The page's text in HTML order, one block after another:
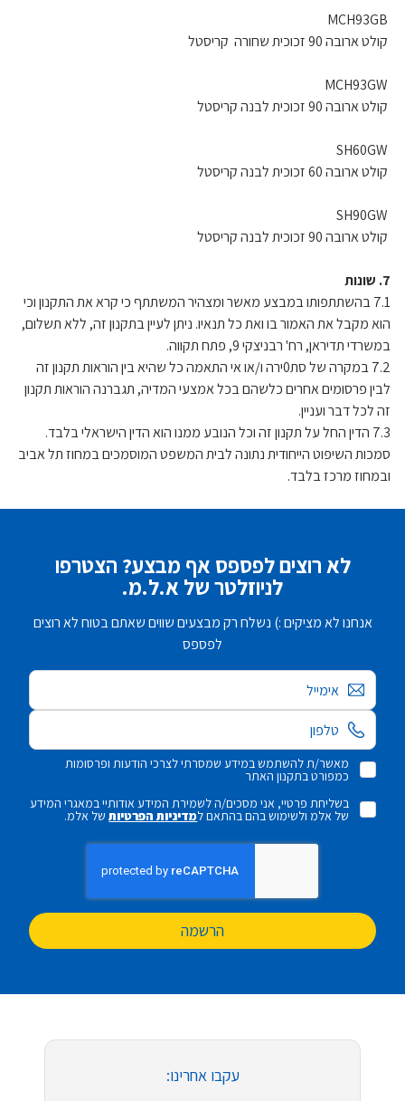
קולט ארובה 90 זכוכית שחורה קריסטל
קולט ארובה 90 זכוכית לבנה קריסטל
קולט ארובה 60 זכוכית לבנה קריסטל
קולט ארובה 90 זכוכית לבנה קריסטל
7. שונות
7.1 בהשתתפותו במבצע מאשר ומצהיר המשתתף כי קרא את התקנון וכי
הוא מקבל את האמור בו ואת כל תנאיו. ניתן לעיין בתקנון זה, ללא תשלום,
במשרדי תדיראן, רח' רבניצקי 9, פתח תקווה.
7.2 במקרה של סת0ירה ו/או אי התאמה כל שהיא בין הוראות תקנון זה
לבין פרסומים אחרים כלשהם בכל אמצעי המדיה, תגברנה הוראות תקנון
זה לכל דבר ועניין.
7.3 הדין החל על תקנון זה וכל הנובע ממנו הוא הדין הישראלי בלבד.
סמכות השיפוט הייחודית נתונה לבית המשפט המוסמכים במחוז תל אביב
ובמחוז מרכז בלבד.
לא רוצים לפספס אף מבצע? הצטרפו
לניוזלטר של א.ל.מ.
אנחנו לא מציקים :) נשלח רק מבצעים שווים שאתם בטוח לא רוצים
לפספס
אימייל
מאשר/ת להשתמש במידע שמסרתי לצרכי הודעות ופרסומות
כמפורט בתקנון האתר
בשליחת פרטיי, אני מסכים/ה לשמירת המידע אודותיי במאגרי המידע
של אלמ ולשימוש בהם בהתאם למדיניות הפרטיותשל אלמ.
הרשמה
עקבו אחרינו: